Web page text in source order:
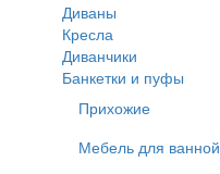
Диваны
Кресла
Диванчики
Банкетки и пуфы
Прихожие
Мебель для ванной